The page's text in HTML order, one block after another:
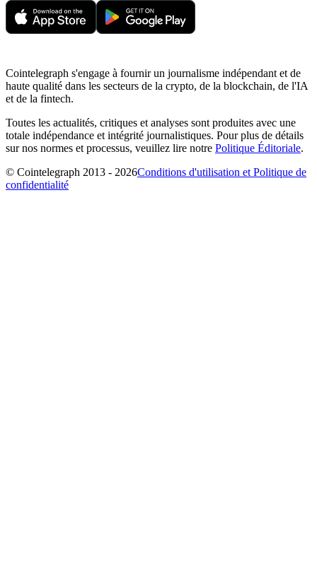
Cointelegraph s'engage à fournir un journalisme indépendant et de
haute qualité dans les secteurs de la crypto, de la blockchain, de l'IA
et de la fintech.
Toutes les actualités, critiques et analyses sont produites avec une
totale indépendance et intégrité journalistiques. Pour plus de détails
sur nos normes et processus, veuillez lire notre Politique Éditoriale.
© Cointelegraph 2013 - 2026Conditions d'utilisation et Politique de
confidentialité